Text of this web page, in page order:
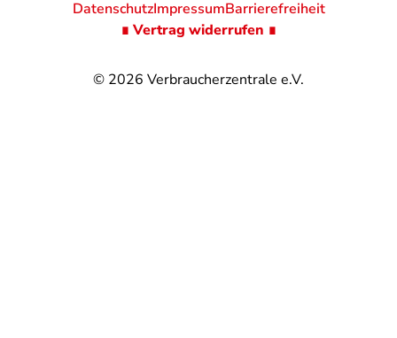
© 2026 Verbraucherzentrale e.V.
DatenschutzImpressumBarrierefreiheit
∎ Vertrag widerrufen ∎